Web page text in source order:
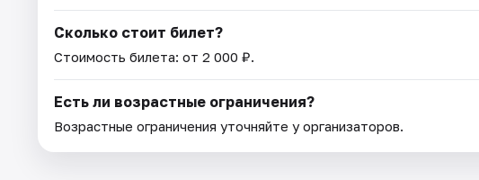
Сколько стоит билет?
Стоимость билета: от 2 000 ₽.
Есть ли возрастные ограничения?
Возрастные ограничения уточняйте у организаторов.